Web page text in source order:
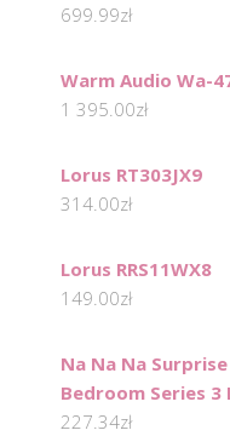
699.99zł
Warm Audio Wa-
1 395.00zł
Lorus RT303JX9
314.00zł
Lorus RRS11WX8
149.00zł
Na Na Na
Bedroom Series
227.34zł